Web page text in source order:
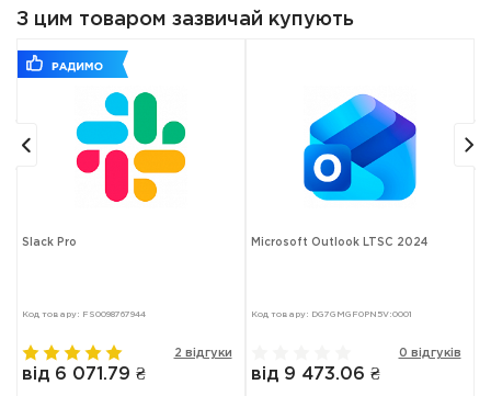
З цим товаром зазвичай купують
Slack Pro
Код товару: FS0098767944
2 відгуки
від 6 071.79 ₴
Microsoft Outlook LTSC 2024
Код товару: DG7GMGF0PN5V:0001
0 відгуків
від 9 473.06 ₴